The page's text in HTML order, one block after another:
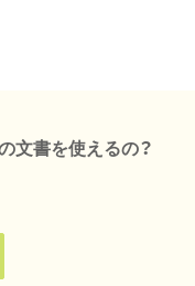
文書を使えるの？